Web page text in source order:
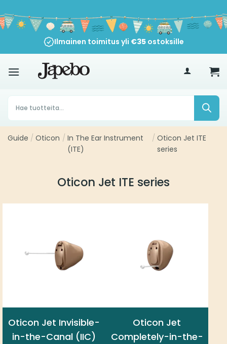
sisältöön
Ilmainen toimitus yli €35ostoksille
Products
search
Guide / Oticon / In The Ear Instrument
(ITE)
/ Oticon Jet ITE
series
Oticon Jet ITE series
Oticon Jet Invisible-
in-the-Canal (IIC)
Oticon Jet
Completely-in-the-